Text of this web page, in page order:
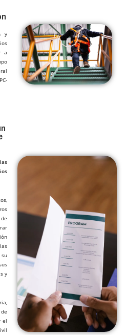
y
a
y
el